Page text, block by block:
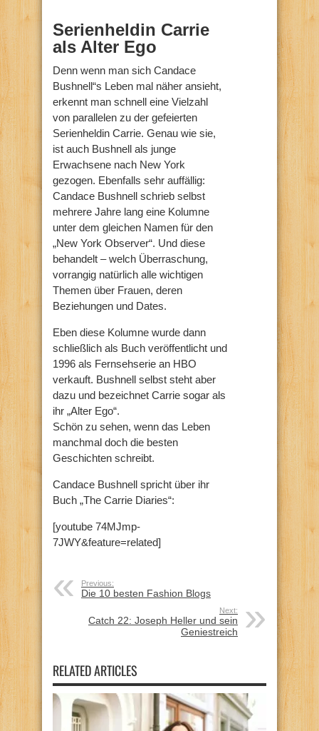
Serienheldin Carrie
als Alter Ego
Denn wenn man sich Candace
Bushnell“s Leben mal näher ansieht,
erkennt man schnell eine Vielzahl
von parallelen zu der gefeierten
Serienheldin Carrie. Genau wie sie,
ist auch Bushnell als junge
Erwachsene nach New York
gezogen. Ebenfalls sehr auffällig:
Candace Bushnell schrieb selbst
mehrere Jahre lang eine Kolumne
unter dem gleichen Namen für den
„New York Observer“. Und diese
behandelt – welch Überraschung,
vorrangig natürlich alle wichtigen
Themen über Frauen, deren
Beziehungen und Dates.
Eben diese Kolumne wurde dann
schließlich als Buch veröffentlicht und
1996 als Fernsehserie an HBO
verkauft. Bushnell selbst steht aber
dazu und bezeichnet Carrie sogar als
ihr „Alter Ego“.
Schön zu sehen, wenn das Leben
manchmal doch die besten
Geschichten schreibt.
Candace Bushnell spricht über ihr
Buch „The Carrie Diaries“:
[youtube 74MJmp-
7JWY&feature=related]
Previous:
Die 10 besten Fashion Blogs
Next:
Catch 22: Joseph Heller und sein
Geniestreich
RELATED ARTICLES